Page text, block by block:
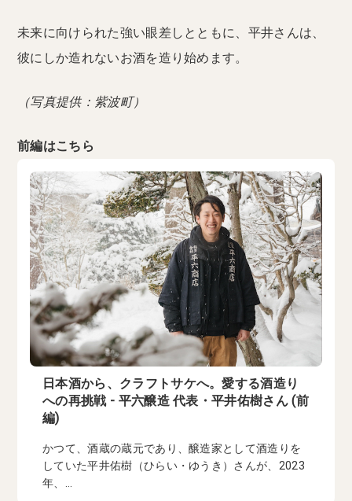
未来に向けられた強い眼差しとともに、平井さんは、
彼にしか造れないお酒を造り始めます。
（写真提供：紫波町）
前編はこちら
日本酒から、クラフトサケへ。愛する酒造り
への再挑戦 - 平六醸造 代表・平井佑樹さん (前
編)
かつて、酒蔵の蔵元であり、醸造家として酒造りを
していた平井佑樹（ひらい・ゆうき）さんが、2023
年、...